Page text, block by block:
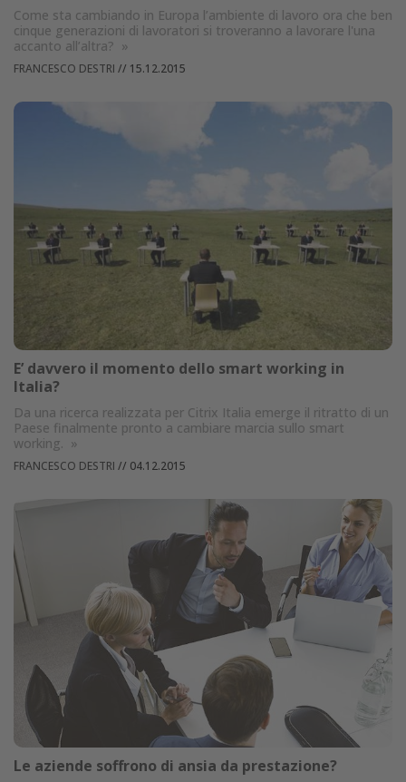
Come sta cambiando in Europa l’ambiente di lavoro ora che ben
cinque generazioni di lavoratori si troveranno a lavorare l'una
accanto all’altra? »
FRANCESCO DESTRI // 15.12.2015
E’ davvero il momento dello smart working in
Italia?
Da una ricerca realizzata per Citrix Italia emerge il ritratto di un
Paese finalmente pronto a cambiare marcia sullo smart
working. »
FRANCESCO DESTRI // 04.12.2015
Le aziende soffrono di ansia da prestazione?